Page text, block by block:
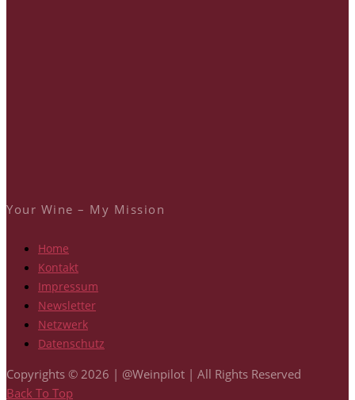
Your Wine – My Mission
Home
Kontakt
Impressum
Newsletter
Netzwerk
Datenschutz
Copyrights © 2026 | @Weinpilot | All Rights Reserved
Back To Top